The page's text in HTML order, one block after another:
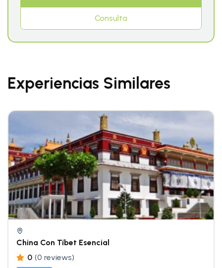
Consulta
Experiencias Similares
China Con Tíbet Esencial
0 (0 reviews)